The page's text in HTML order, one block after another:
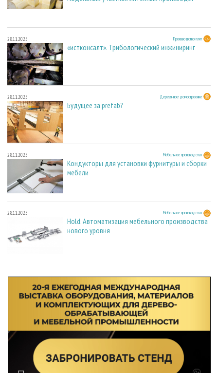
28.11.2025 Производство плит
«истконсалт». Трибологический инжиниринг
28.11.2025 Деревянное домостроение
Будущее за prefab?
28.11.2025 Мебельное производство
Кондукторы для установки фурнитуры и сборки
мебели
28.11.2025 Мебельное производство
Hold. Автоматизация мебельного производства
нового уровня